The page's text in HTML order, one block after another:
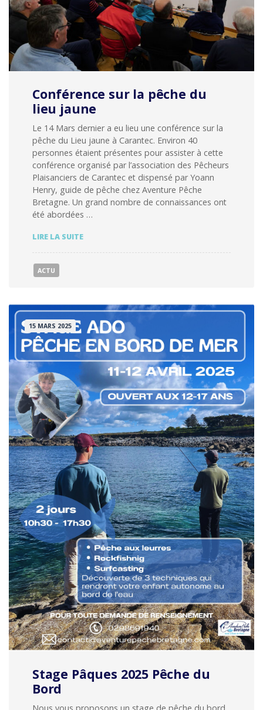
Conférence sur la pêche du
lieu jaune
Le 14 Mars dernier a eu lieu une conférence sur la
pêche du Lieu jaune à Carantec. Environ 40
personnes étaient présentes pour assister à cette
conférence organisé par l’association des Pêcheurs
Plaisanciers de Carantec et dispensé par Yoann
Henry, guide de pêche chez Aventure Pêche
Bretagne. Un grand nombre de connaissances ont
été abordées …
LIRE LA SUITECONFÉRENCE
LA
ACTU
15 MARS 2025
Stage Pâques 2025 Pêche du
Bord
Nous vous proposons un stage de pêche du bord